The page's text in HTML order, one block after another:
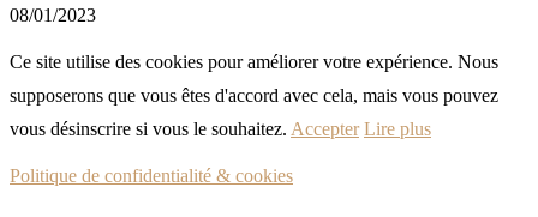
08/01/2023
Ce site utilise des cookies pour améliorer votre expérience. Nous
supposerons que vous êtes d'accord avec cela, mais vous pouvez
vous désinscrire si vous le souhaitez. Accepter Lire plus
Politique de confidentialité & cookies